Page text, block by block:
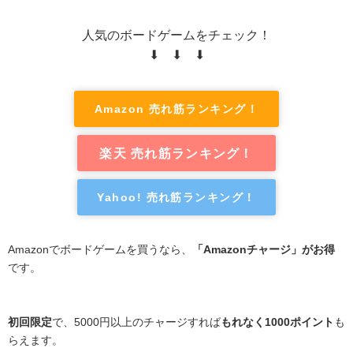
人気のボードゲームをチェック！
⬇ ⬇ ⬇
Amazon 売れ筋ランキング！
楽天 売れ筋ランキング！
Yahoo! 売れ筋ランキング！
Amazonでボードゲームを買うなら、
「Amazonチャージ」がお得
です。
初回限定で、5000円以上のチャージすればもれなく1000ポイント も
らえます。